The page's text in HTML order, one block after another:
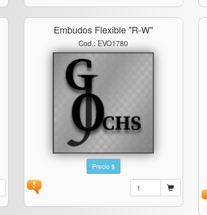
Embudos Flexible "r-W"
Cod.: EVO1780
Precio $